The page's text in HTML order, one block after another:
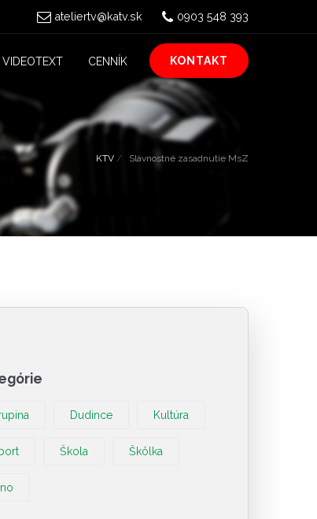
ateliertv@katv.sk 0903 548 393
VIDEOTEXT CENNÍK KONTAKT
KTV Slávnostné zasadnutie MsZ
Dudince Kultúra
Škola Škôlka